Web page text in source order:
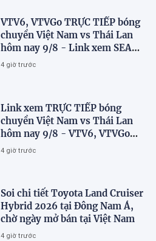
VTV6, VTVGo TRỰC TIẾP bóng
chuyền Việt Nam vs Thái Lan
hôm nay 9/8 - Link xem SEA
V.Cup 2026 mới nhất
4 giờ trước
Link xem TRỰC TIẾP bóng
chuyền Việt Nam vs Thái Lan
hôm nay 9/8 - VTV6, VTVGo
trực tiếp SEA V.Cup 2026 mới
4 giờ trước
Soi chi tiết Toyota Land Cruiser
Hybrid 2026 tại Đông Nam Á,
chờ ngày mở bán tại Việt Nam
4 giờ trước